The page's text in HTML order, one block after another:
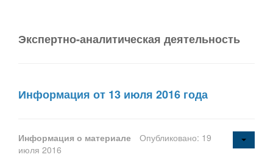
Экспертно-аналитическая деятельность
Информация от 13 июля 2016 года
Информация о материале
Опубликовано: 19
июля 2016